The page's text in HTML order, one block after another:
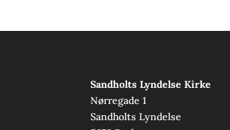
Sandholts Lyndelse Kirke
Nørregade 1
Sandholts Lyndelse